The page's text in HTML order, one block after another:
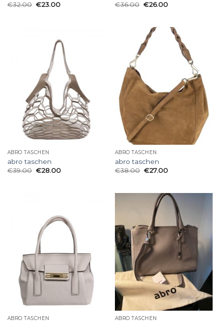
€32.00 €23.00
€36.00 €26.00
ABRO TASCHEN
abro taschen
€39.00 €28.00
ABRO TASCHEN
abro taschen
€38.00 €27.00
ABRO TASCHEN ABRO TASCHEN